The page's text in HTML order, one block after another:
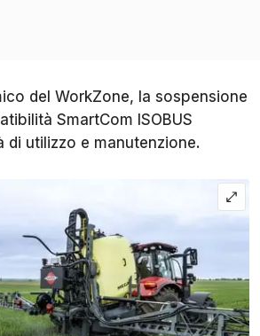
del WorkZone, la sospensione
SmartCom ISOBUS
di utilizzo e manutenzione.